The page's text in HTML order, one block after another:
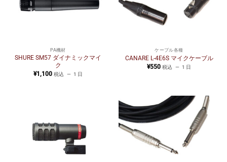
PA機材
SHURE SM57 ダイナミックマイ
ク
¥1,100 税込 1 日
ケーブル各種
CANARE L-4E6S マイクケーブル
¥550 税込 1 日